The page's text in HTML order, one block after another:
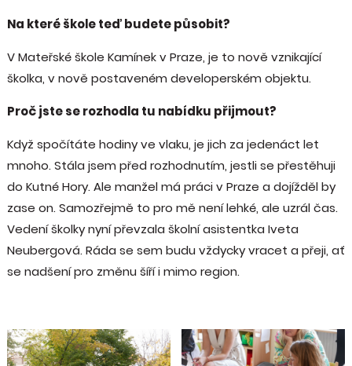
Na které škole teď budete působit?
V Mateřské škole Kamínek v Praze, je to nově vznikající
školka, v nově postaveném developerském objektu.
Proč jste se rozhodla tu nabídku přijmout?
Když spočítáte hodiny ve vlaku, je jich za jedenáct let
mnoho. Stála jsem před rozhodnutím, jestli se přestěhuji
do Kutné Hory. Ale manžel má práci v Praze a dojížděl by
zase on. Samozřejmě to pro mě není lehké, ale uzrál čas.
Vedení školky nyní převzala školní asistentka Iveta
Neubergová. Ráda se sem budu vždycky vracet a přeji, ať
se nadšení pro změnu šíří i mimo region.